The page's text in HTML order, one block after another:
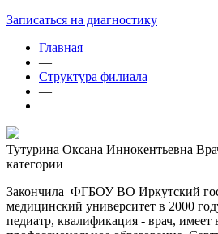
Записаться на диагностику
Главная
—
Структура филиала
—
Тутурина Оксана Иннокентьевна
категории
Закончила ФГБОУ ВО Иркутский
медицинский университет в 2000
педиатр, квалификация - врач, имеет